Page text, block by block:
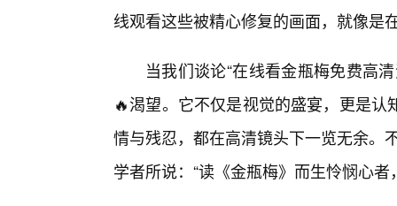
线观看这些被精心修复的画面，就像是
当我们谈论“在线看金瓶梅免费高
🔥渴望。它不仅是视觉的盛宴，更是
情与残忍，都在高清镜头下一览无余。
学者所说：“读《金瓶梅》而生怜悯心者